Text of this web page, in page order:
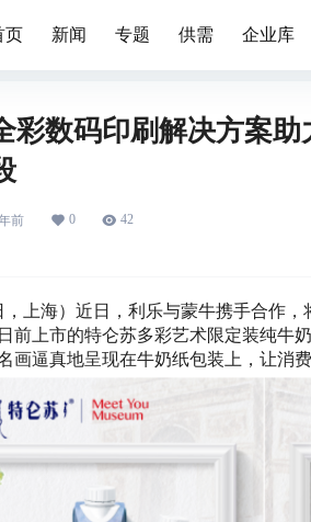
页 新闻 专题 供需 企业库
彩数码印刷解决方案
前 0 42
，上海）近日，利乐与蒙牛携手合作
前上市的特仑苏多彩艺术限定装纯牛
画逼真地呈现在牛奶纸包装上，让消